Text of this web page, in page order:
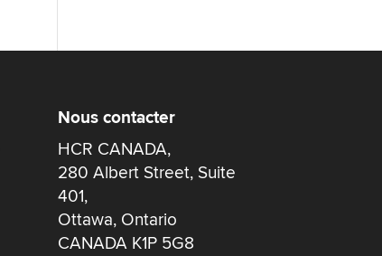
Nous contacter
HCR CANADA,
280 Albert Street, Suite
401,
Ottawa, Ontario
CANADA K1P 5G8